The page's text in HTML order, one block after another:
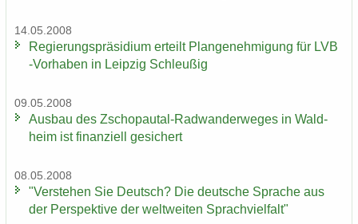
14.05.2008
Re­gie­rungs­prä­si­di­um er­teilt Plan­ge­neh­mi­gung für LVB
-​Vorhaben in Leip­zig Schleu­ßig
09.05.2008
Aus­bau des Zschopautal-​Radwanderweges in Wald­
heim ist fi­nan­zi­ell ge­si­chert
08.05.2008
"Ver­ste­hen Sie Deutsch? Die deut­sche Spra­che aus
der Per­spek­ti­ve der welt­wei­ten Sprach­viel­falt"